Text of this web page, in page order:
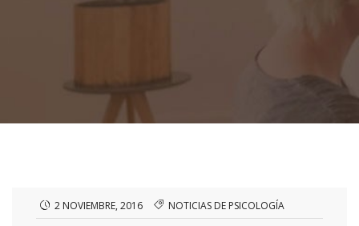
2 NOVIEMBRE, 2016 NOTICIAS DE PSICOLOGÍA